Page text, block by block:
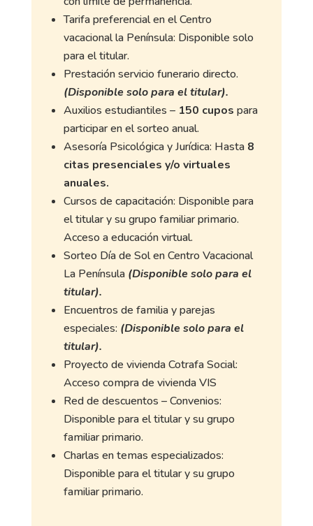
Tarifa preferencial en el Centro
vacacional la Península: Disponible solo
para el titular.
Prestación servicio funerario directo.
(Disponible solo para el titular).
Auxilios estudiantiles – 150 cupos para
participar en el sorteo anual.
Asesoría Psicológica y Jurídica: Hasta 8
citas presenciales y/o virtuales
anuales.
Cursos de capacitación: Disponible para
el titular y su grupo familiar primario.
Acceso a educación virtual.
Sorteo Día de Sol en Centro Vacacional
La Península (Disponible solo para el
titular).
Encuentros de familia y parejas
especiales: (Disponible solo para el
titular).
Proyecto de vivienda Cotrafa Social:
Acceso compra de vivienda VIS
Red de descuentos – Convenios:
Disponible para el titular y su grupo
familiar primario.
Charlas en temas especializados:
Disponible para el titular y su grupo
familiar primario.